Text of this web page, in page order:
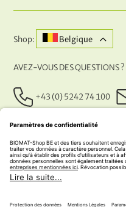
Shop: Belgique
AVEZ-VOUS DES QUESTIONS
+43 (0) 5242 74 100
NOS MÉTHODES DE PAIEMENT